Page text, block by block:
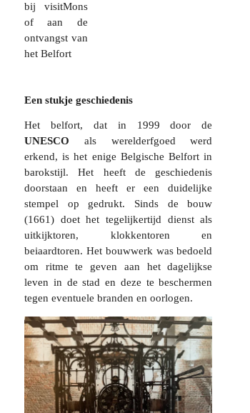
bij visitMons
of aan de
ontvangst van
het Belfort
Een stukje geschiedenis
Het belfort, dat in 1999 door de
UNESCO als werelderfgoed werd
erkend, is het enige Belgische Belfort in
barokstijl. Het heeft de geschiedenis
doorstaan en heeft er een duidelijke
stempel op gedrukt. Sinds de bouw
(1661) doet het tegelijkertijd dienst als
uitkijktoren, klokkentoren en
beiaardtoren. Het bouwwerk was bedoeld
om ritme te geven aan het dagelijkse
leven in de stad en deze te beschermen
tegen eventuele branden en oorlogen.